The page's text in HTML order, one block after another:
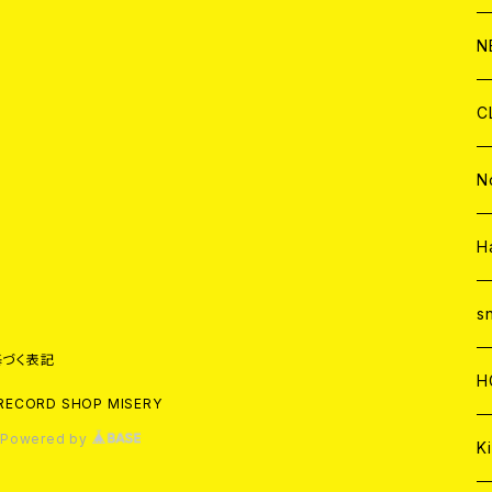
く表記
SHOP MISERY
Powered by